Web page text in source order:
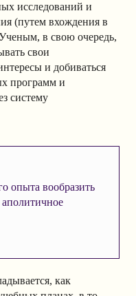
исследований и
(путем вхождения в
в свою очередь,
свои
и добиваться
программ и
систему
опыта вообразить
как